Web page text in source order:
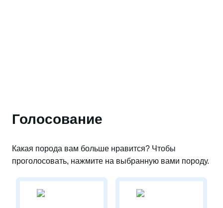
Голосование
Какая порода вам больше нравится? Чтобы
проголосовать, нажмите на выбранную вами породу.